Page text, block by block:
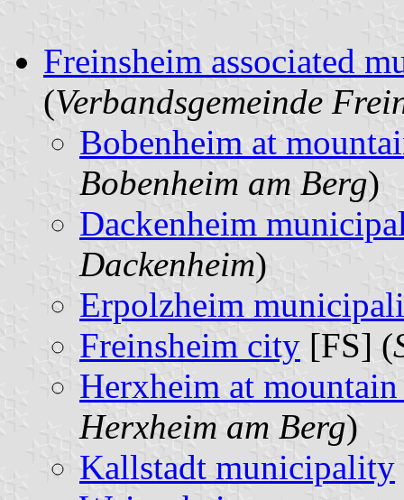
Freinsheim associated
(Verbandsgemeinde
Bobenheim at
Bobenheim am Berg)
Dackenheim
Dackenheim)
Erpolzheim
Freinsheim city [FS] (
Herxheim at
Herxheim am Berg)
Kallstadt municipality